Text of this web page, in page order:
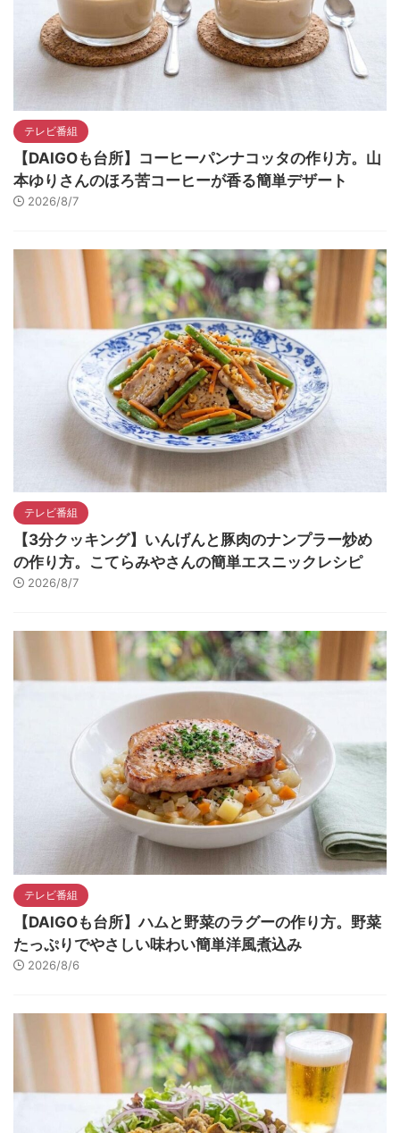
テレビ番組
【DAIGOも台所】コーヒーパンナコッタの作り方。山
本ゆりさんのほろ苦コーヒーが香る簡単デザート
2026/8/7
テレビ番組
【3分クッキング】いんげんと豚肉のナンプラー炒め
の作り方。こてらみやさんの簡単エスニックレシピ
2026/8/7
テレビ番組
【DAIGOも台所】ハムと野菜のラグーの作り方。野菜
たっぷりでやさしい味わい簡単洋風煮込み
2026/8/6